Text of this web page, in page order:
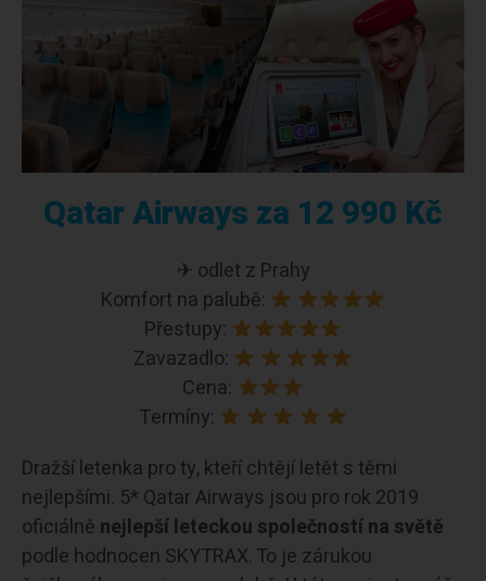
Qatar Airways za 12 990 Kč
✈ odlet z Prahy
Komfort na palubě:
Přestupy:
Zavazadlo:
Cena:
Termíny:
Dražší letenka pro ty, kteří chtějí letět s těmi
nejlepšími. 5* Qatar Airways jsou pro rok 2019
oficiálně nejlepší leteckou společností na světě
podle hodnocen SKYTRAX. To je zárukou